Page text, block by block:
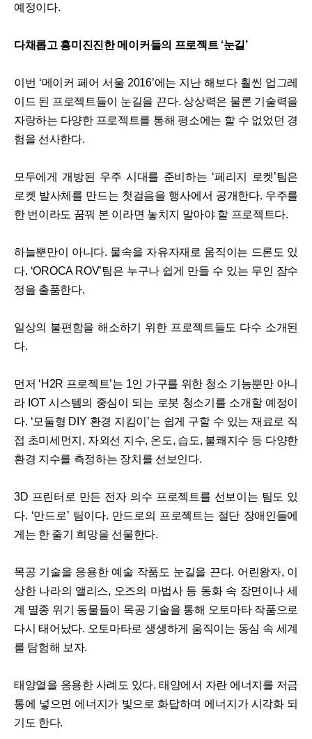
예정이다.
다채롭고 흥미진진한 메이커들의 프로젝트 ‘눈길’
이번 ‘메이커 페어 서울 2016’에는 지난 해보다 훨씬 업그레
이드 된 프로젝트들이 눈길을 끈다. 상상력은 물론 기술력을
자랑하는 다양한 프로젝트를 통해 평소에는 할 수 없었던 경
험을 선사한다.
모두에게 개방된 우주 시대를 준비하는 ‘페리지 로켓’팀은
로켓 발사체를 만드는 첫걸음을 행사에서 공개한다. 우주를
한 번이라도 꿈꿔 본 이라면 놓치지 말아야 할 프로젝트다.
하늘뿐만이 아니다. 물속을 자유자재로 움직이는 드론도 있
다. ‘OROCA ROV’팀은 누구나 쉽게 만들 수 있는 무인 잠수
정을 출품한다.
일상의 불편함을 해소하기 위한 프로젝트들도 다수 소개된
다.
먼저 ‘H2R 프로젝트’는 1인 가구를 위한 청소 기능뿐만 아니
라 IOT 시스템의 중심이 되는 로봇 청소기를 소개할 예정이
다. ‘모둘형 DIY 환경 지킴이’는 쉽게 구할 수 있는 재료로 직
접 초미세먼지, 자외선 지수, 온도, 습도, 불쾌지수 등 다양한
환경 지수를 측정하는 장치를 선보인다.
3D 프린터로 만든 전자 의수 프로젝트를 선보이는 팀도 있
다. ‘만드로’ 팀이다. 만드로의 프로젝트는 절단 장애인들에
게는 한 줄기 희망을 선물한다.
목공 기술을 응용한 예술 작품도 눈길을 끈다. 어린왕자, 이
상한 나라의 앨리스, 오즈의 마법사 등 동화 속 장면이나 세
계 멸종 위기 동물들이 목공 기술을 통해 오토마타 작품으로
다시 태어났다. 오토마타로 생생하게 움직이는 동심 속 세계
를 탐험해 보자.
태양열을 응용한 사례도 있다. 태양에서 자란 에너지를 저금
통에 넣으면 에너지가 빛으로 화답하며 에너지가 시각화 되
기도 한다.